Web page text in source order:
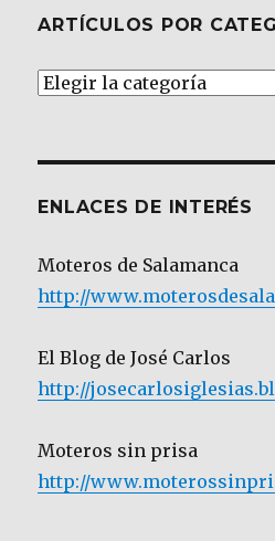
ARTÍCULOS POR
Artículos
ENLACES DE INTERÉS
Moteros de Salamanca
http://
El Blog de José Carlos
http://
Moteros sin prisa
http://